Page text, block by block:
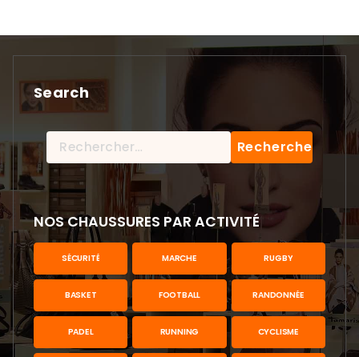
Search
Rechercher :
NOS CHAUSSURES PAR ACTIVITÉ
SÉCURITÉ MARCHE RUGBY
BASKET FOOTBALL RANDONNÉE
PADEL RUNNING CYCLISME